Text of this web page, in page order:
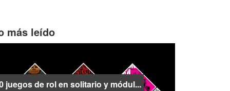
más leído
juegos de rol en solitario y módul...